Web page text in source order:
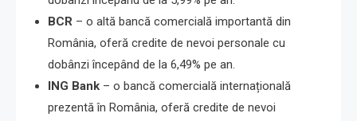
BCR – o altă bancă comercială importantă din
România, oferă credite de nevoi personale cu
dobânzi începând de la 6,49% pe an.
ING Bank – o bancă comercială internațională
prezentă în România, oferă credite de nevoi